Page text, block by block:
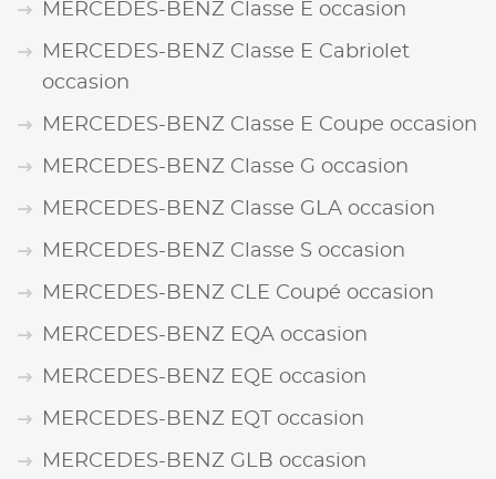
MERCEDES-BENZ Classe E occasion
MERCEDES-BENZ Classe E Cabriolet
occasion
MERCEDES-BENZ Classe E Coupe occasion
MERCEDES-BENZ Classe G occasion
MERCEDES-BENZ Classe GLA occasion
MERCEDES-BENZ Classe S occasion
MERCEDES-BENZ CLE Coupé occasion
MERCEDES-BENZ EQA occasion
MERCEDES-BENZ EQE occasion
MERCEDES-BENZ EQT occasion
MERCEDES-BENZ GLB occasion